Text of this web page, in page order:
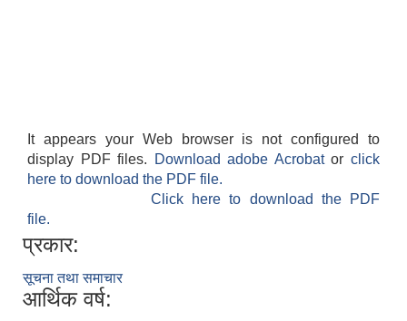
It appears your Web browser is not configured to
display PDF files.
Download adobe Acrobatorclick
here to download the PDF file.
Click here to download the PDF
file.
प्रकार:
सूचना तथा समाचार
आर्थिक वर्ष: